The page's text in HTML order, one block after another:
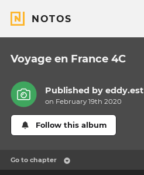
NOTOS
Voyage en France 4C
Published byeddy.est
on February 19th 2020
Follow this album
Go to chapter